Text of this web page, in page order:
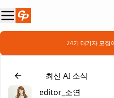
📣 24기 대기자 모
📰최신 AI 소식
editor_소연